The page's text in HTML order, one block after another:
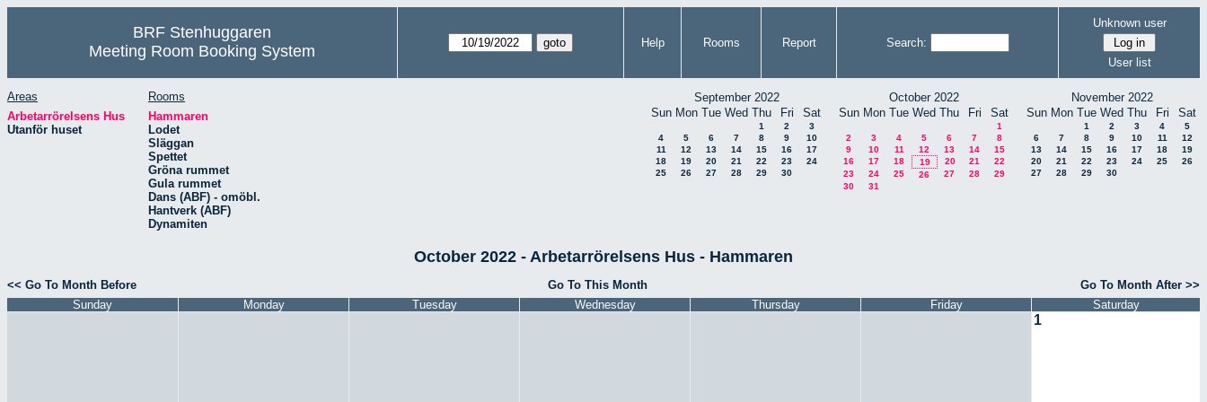
BRF Stenhuggaren
Meeting Room Booking System
Help Rooms Report Search:
Unknown user
User list
Areas
Arbetarrörelsens Hus
Utanför huset
Rooms
Hammaren
Lodet
Släggan
Spettet
Gröna rummet
Gula rummet
Dans (ABF) - omöbl.
Hantverk (ABF)
Dynamiten
September 2022
Sun Mon Tue Wed Thu Fri Sat
1 2
3
4
5 6 7 8 9
10
11
12 13 14 15 16
17
18
19 20 21 22 23
24
25
26 27 28 29 30
October 2022
Sun Mon Tue Wed Thu Fri Sat
1
2
3 4 5 6 7
8
9
10 11 12 13 14
15
16
17 18 19 20 21
22
23
24 25 26 27 28
29
30
31
November 2022
Sun Mon Tue Wed Thu Fri Sat
1 2 3 4
5
6
7 8 9 10 11
12
13
14 15 16 17 18
19
20
21 22 23 24 25
26
27
28 29 30
October 2022 - Arbetarrörelsens Hus - Hammaren
<< Go To Month Before Go To This Month
Go To Month After >>
Sunday
Monday Tuesday Wednesday Thursday Friday Saturday
1